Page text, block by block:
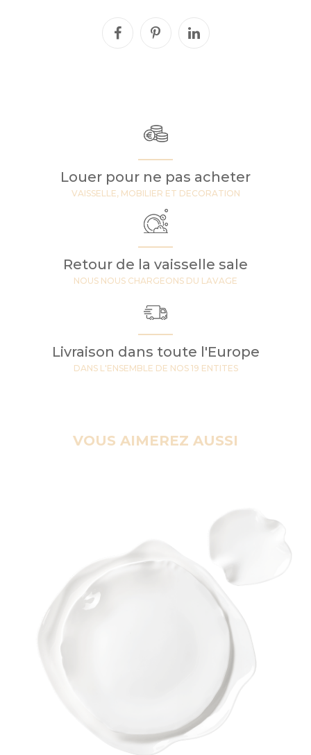
Louer pour ne pas acheter
VAISSELLE, MOBILIER ET DECORATION
Retour de la vaisselle sale
NOUS NOUS CHARGEONS DU LAVAGE
Livraison dans toute l'Europe
DANS L'ENSEMBLE DE NOS 19 ENTITES
VOUS AIMEREZ AUSSI